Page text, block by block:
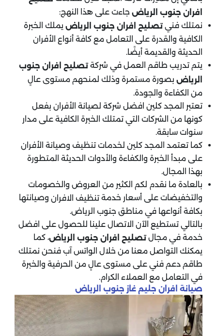
افران جنوب الرياض جاءت على هذا النهج:
نمتلك فني تصليح افران جنوب الرياض يملك الخبرة
الكافية والقدرة على التعامل مع كافة أنواع الأفران
الحديثة والقديمة أيضًا.
يتم تدريب طاقم العمل في شركة تصليح افران جنوب
الرياض بصورة مستمرة وذلك لمنحهم مستوى عالٍ
من الكفاءة والجودة.
تعتبر المجد كلين افضل شركة لصيانة الأفران بفعل
كونها من الشركات التي تمتلك الخبرة الكافية على مدار
سنوات سابقة.
كما تعتمد المجد كلين لخدمات تنظيف وصيانة الأفران
على مبدأ الخبرة والكفاءة والأدوات الحديثة المتطورة
بهذا المجال.
بالعادة ما نقدم لكم الكثير من العروض والخصومات
والتخفيضات على أسعار خدمة تنظيف الافران وصيانتها
بكافة أنواعها في مناطق جنوب الرياض.
بالتالي تستطيع الآن الاتصال علينا للحصول على افضل
خدمة في مجال تصليح افران جنوب الرياض، كما
يمكنك التواصل معنا من خلال الواتس آب فنحن نمتلك
طاقم دعم فني على مستوى عالٍ من الحرفية والخبرة
في التعامل مع العملاء الكرام.
صيانة افران جليم غاز جنوب الرياض